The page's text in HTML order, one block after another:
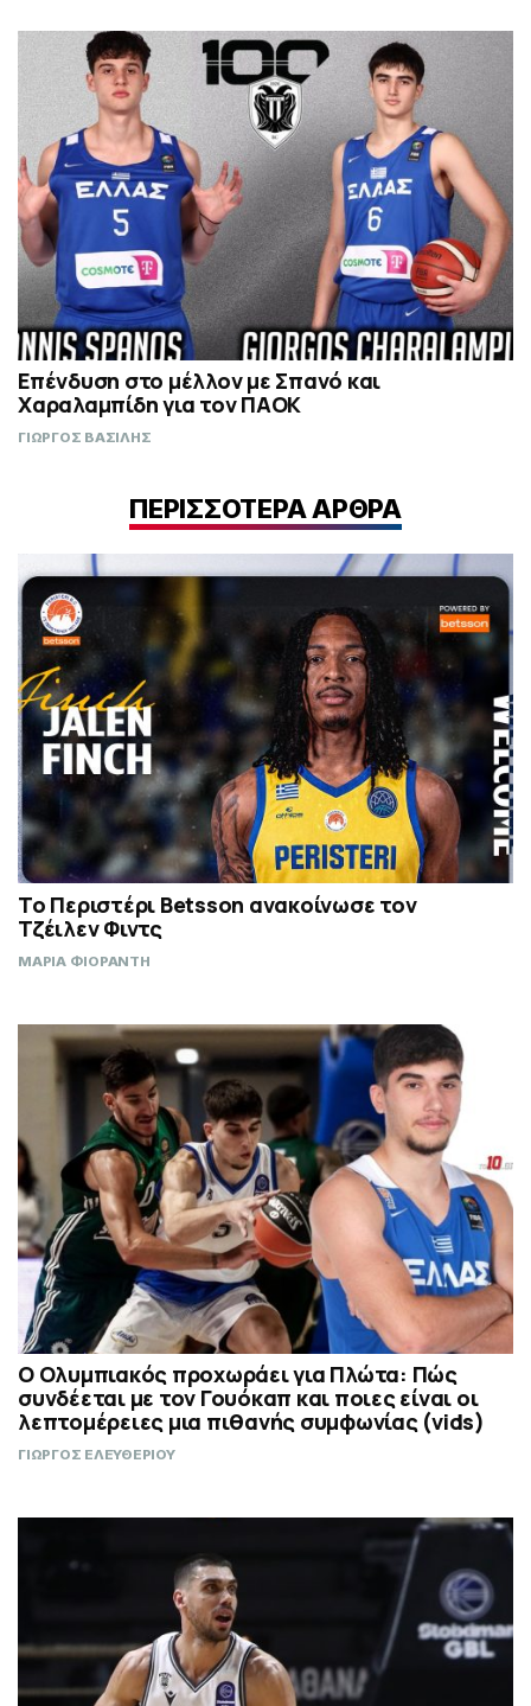
Επένδυση στο μέλλον με Σπανό και
Χαραλαμπίδη για τον ΠΑΟΚ
ΓΙΩΡΓΟΣ ΒΑΣΙΛΗΣ
ΠΕΡΙΣΣΟΤΕΡΑ ΑΡΘΡΑ
Το Περιστέρι Betsson ανακοίνωσε τον
Τζέιλεν Φιντς
ΜΑΡΙΑ ΦΙΟΡΑΝΤΗ
Ο Ολυμπιακός προχωράει για Πλώτα: Πώς
συνδέεται με τον Γουόκαπ και ποιες είναι οι
λεπτομέρειες μια πιθανής συμφωνίας (vids)
ΓΙΩΡΓΟΣ ΕΛΕΥΘΕΡΙΟΥ